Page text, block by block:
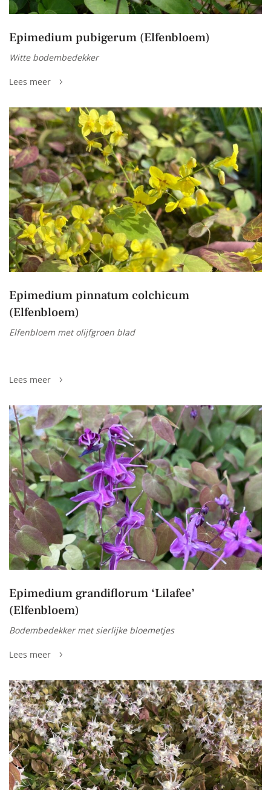
Epimedium pubigerum (Elfenbloem)
Witte bodembedekker
Lees meer
Epimedium pinnatum colchicum
(Elfenbloem)
Elfenbloem met olijfgroen blad
Lees meer
Epimedium grandiflorum ‘Lilafee’
(Elfenbloem)
Bodembedekker met sierlijke bloemetjes
Lees meer